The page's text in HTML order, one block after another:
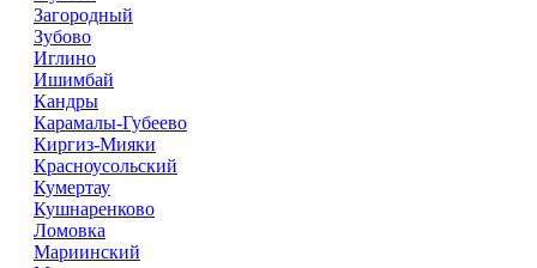
Загородный
Зубово
Иглино
Ишимбай
Кандры
Карамалы-Губеево
Киргиз-Мияки
Красноусольский
Кумертау
Кушнаренково
Ломовка
Мариинский